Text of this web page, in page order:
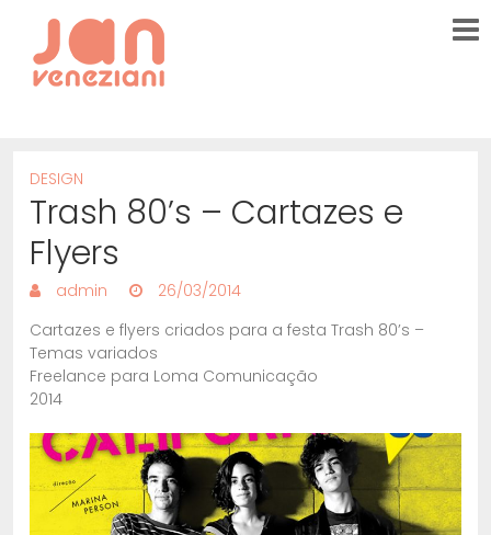
DESIGN
Trash 80’s – Cartazes e
Flyers
admin
26/03/2014
Cartazes e flyers criados para a festa Trash 80’s –
Temas variados
Freelance para Loma Comunicação
2014